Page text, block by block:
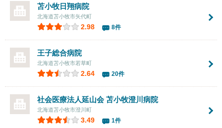
苫小牧日翔病院
北海道苫小牧市矢代町
2.98 8件
王子総合病院
北海道苫小牧市若草町
2.64 20件
社会医療法人延山会 苫小牧澄川病院
北海道苫小牧市澄川町
3.49 1件